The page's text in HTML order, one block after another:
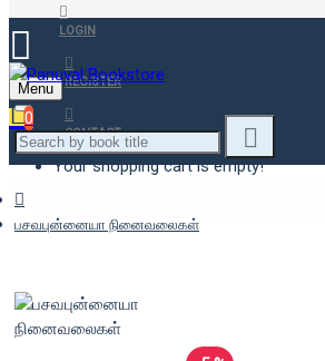
LOGIN
REGISTER
CONTACT
Menu
0
Your shopping cart is empty!
பசவபுன்னையா நினைவலைகள்